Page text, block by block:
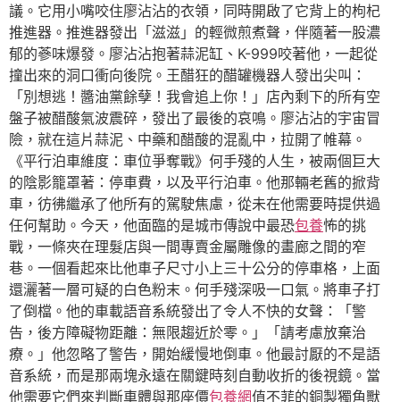
議。它用小嘴咬住廖沾沾的衣領，同時開啟了它背上的枸杞
推進器。推進器發出「滋滋」的輕微煎煮聲，伴隨著一股濃
郁的蔘味爆發。廖沾沾抱著蒜泥缸、K-999咬著他，一起從
撞出來的洞口衝向後院。王醋狂的醋罐機器人發出尖叫：
「別想逃！醬油黨餘孽！我會追上你！」店內剩下的所有空
盤子被醋酸氣波震碎，發出了最後的哀鳴。廖沾沾的宇宙冒
險，就在這片蒜泥、中藥和醋酸的混亂中，拉開了帷幕。
《平行泊車維度：車位爭奪戰》何手殘的人生，被兩個巨大
的陰影籠罩著：停車費，以及平行泊車。他那輛老舊的掀背
車，彷彿繼承了他所有的駕駛焦慮，從未在他需要時提供過
任何幫助。今天，他面臨的是城市傳說中最恐包養怖的挑
戰，一條夾在理髮店與一間專賣金屬雕像的畫廊之間的窄
巷。一個看起來比他車子尺寸小上三十公分的停車格，上面
還灑著一層可疑的白色粉末。何手殘深吸一口氣。將車子打
了倒檔。他的車載語音系統發出了令人不快的女聲：「警
告，後方障礙物距離：無限趨近於零。」「請考慮放棄治
療。」他忽略了警告，開始緩慢地倒車。他最討厭的不是語
音系統，而是那兩塊永遠在關鍵時刻自動收折的後視鏡。當
他需要它們來判斷車體與那座價包養網值不菲的銅製獨角獸